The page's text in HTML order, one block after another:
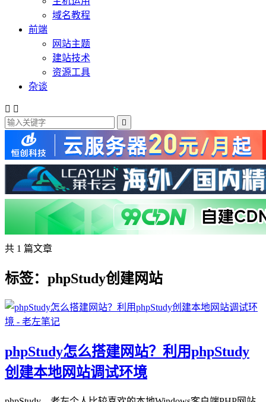
域名教程
前端
网站主题
建站技术
资源工具
杂谈
 

共 1 篇文章
标签：phpStudy创建网站
phpStudy怎么搭建网站？利用phpStudy
创建本地网站调试环境